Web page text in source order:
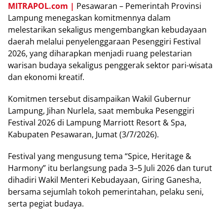
MITRAPOL.com | Pesawaran – Pemerintah Provinsi
Lampung menegaskan komitmennya dalam
melestarikan sekaligus mengembangkan kebudayaan
daerah melalui penyelenggaraan Pesenggiri Festival
2026, yang diharapkan menjadi ruang pelestarian
warisan budaya sekaligus penggerak sektor pari-wisata
dan ekonomi kreatif.
Komitmen tersebut disampaikan Wakil Gubernur
Lampung, Jihan Nurlela, saat membuka Pesenggiri
Festival 2026 di Lampung Marriott Resort & Spa,
Kabupaten Pesawaran, Jumat (3/7/2026).
Festival yang mengusung tema “Spice, Heritage &
Harmony” itu berlangsung pada 3–5 Juli 2026 dan turut
dihadiri Wakil Menteri Kebudayaan, Giring Ganesha,
bersama sejumlah tokoh pemerintahan, pelaku seni,
serta pegiat budaya.